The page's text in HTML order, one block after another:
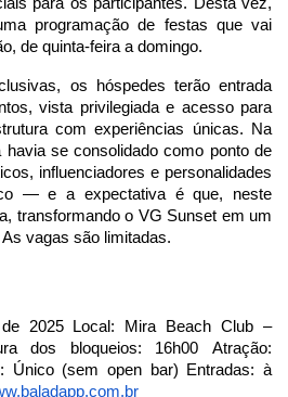
programação de festas que vai
de quinta-feira a domingo.
os hóspedes terão entrada
vista privilegiada e acesso para
com experiências únicas. Na
havia se consolidado como ponto de
influenciadores e personalidades
— e a expectativa é que, neste
transformando o VG Sunset em um
vagas são limitadas.
2025 Local: Mira Beach Club –
dos bloqueios: 16h00Atração:
Único (sem open bar) Entradas: à